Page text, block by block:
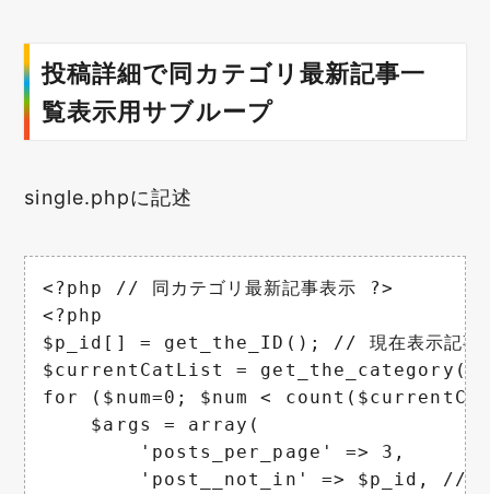
投稿詳細で同カテゴリ最新記事一
覧表示用サブループ
single.phpに記述
<?php // 同カテゴリ最新記事表示 ?>
<?php
$p_id[] = get_the_ID(); // 現在表示記事
$currentCatList = get_the_category(); //
for ($num=0; $num <
    $args = array(
        'posts_per_page' => 3,
'post__not_in' => $p_id, // 現